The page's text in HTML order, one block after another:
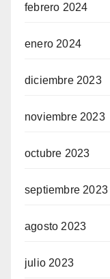
febrero 2024
enero 2024
diciembre 2023
noviembre 2023
octubre 2023
septiembre 2023
agosto 2023
julio 2023